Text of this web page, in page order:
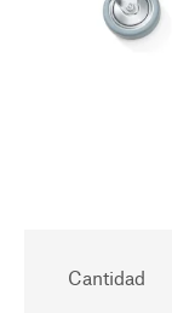
Cantidad